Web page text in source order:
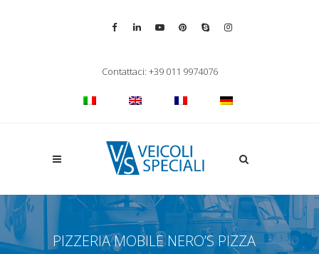
Contattaci: +39 011 9974076
Apri la ricerca
PIZZERIA MOBILE NERO’S PIZZA